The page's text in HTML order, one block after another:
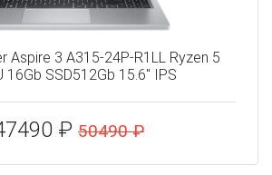
Aspire 3 A315-24P-R1LL Ryzen 5
16Gb SSD512Gb 15.6" IPS
₽ 50490 ₽